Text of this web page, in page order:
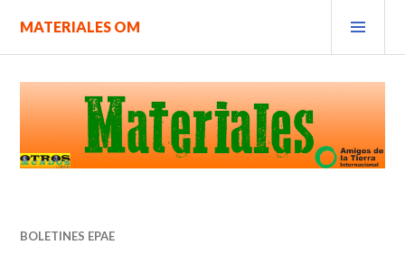
contenido.
MATERIALES OM
BOLETINES EPAE